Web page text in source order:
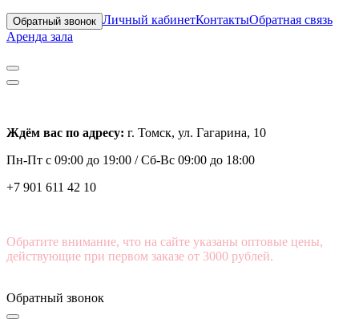
Обратный звонок Личный кабинетКонтактыОбратная связь
Аренда зала
Ждём вас по адресу: г. Томск, ул. Гагарина, 10
Пн-Пт с 09:00 до 19:00 /Сб-Вс 09:00 до 18:00
+7 901 611 42 10
Обратите внимание, что на сайте указаны оптовые цены,
действующие при первом заказе от 3000 рублей.
Обратный звонок